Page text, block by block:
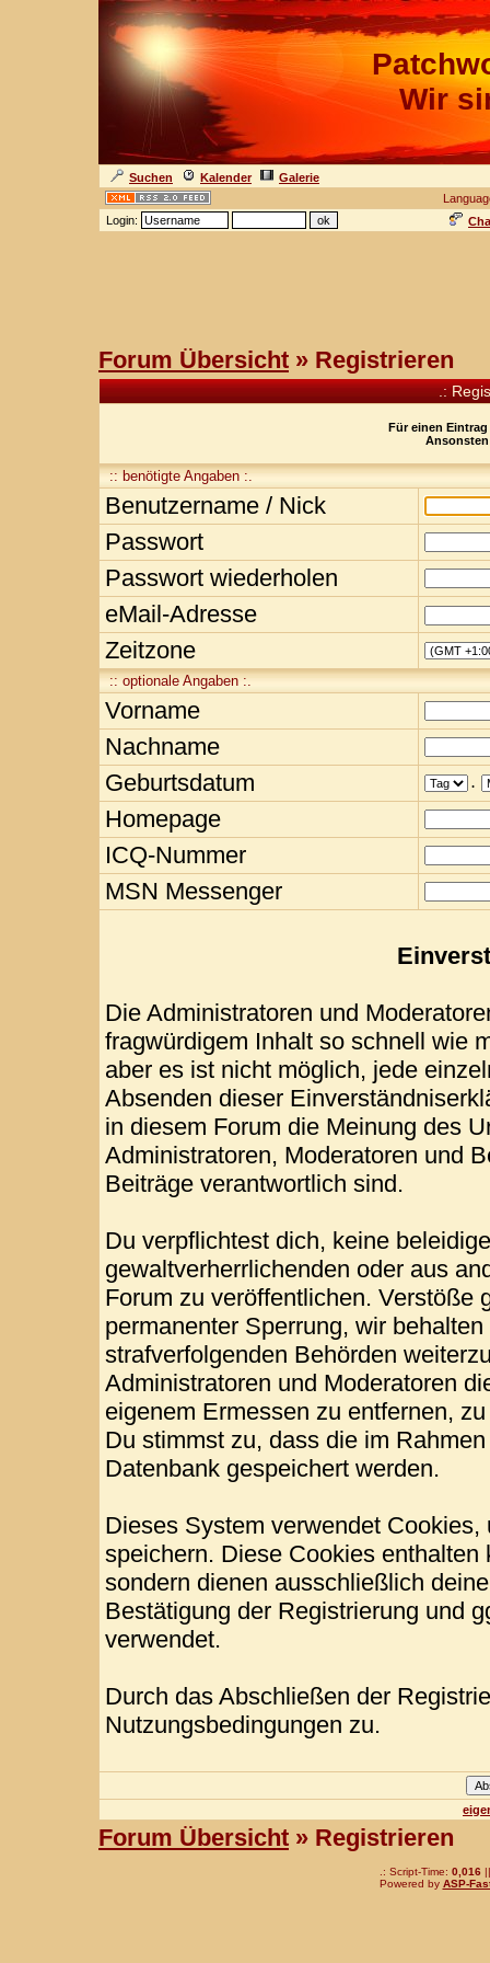
Wir
Suchen Kalender
Galerie
Login:
Forum Übersicht » Registrieren
.:
Für einen
:: benötigte Angaben :.
Benutzername / Nick
Passwort
Passwort wiederholen
eMail-Adresse
Zeitzone
:: optionale Angaben :.
Vorname
Nachname
Geburtsdatum
.
Homepage
ICQ-Nummer
MSN Messenger
Die Administratoren und
fragwürdigem Inhalt so schnell wie
aber es ist nicht möglich, jede
Absenden dieser
in diesem Forum die Meinung des
Administratoren, Moderatoren und
Beiträge verantwortlich sind.
Du verpflichtest dich, keine
gewaltverherrlichenden oder aus
Forum zu veröffentlichen. Verstöße
permanenter Sperrung, wir
strafverfolgenden Behörden
Administratoren und Moderatoren
eigenem Ermessen zu entfernen,
Du stimmst zu, dass die im
Datenbank gespeichert werden.
Dieses System verwendet
speichern. Diese Cookies
sondern dienen ausschließlich
Bestätigung der Registrierung und
verwendet.
Durch das Abschließen der
Nutzungsbedingungen zu.
Forum Übersicht » Registrieren
.: Script-Time: 0,016||
Powered by ASP-